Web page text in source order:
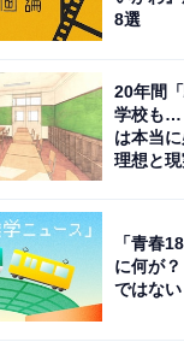
ンバープレートでかっ
名ランキング！ 2位「
8選
20年間
学校も…
は本当
理想と
「青春
に何が
ではない